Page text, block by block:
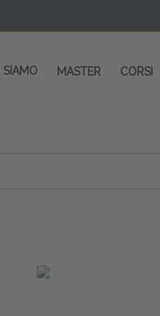
SIAMO MASTER CORSI